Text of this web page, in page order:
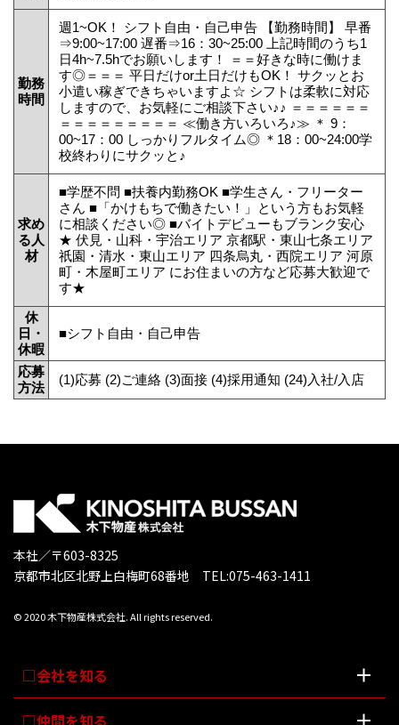
勤務
時間
週1~OK！ シフト自由・自己申告 【勤務時間】 早番
⇒9:00~17:00 遅番⇒16：30~25:00 上記時間のうち1
日4h~7.5hでお願いします！ ＝＝好きな時に働けま
す◎＝＝＝ 平日だけor土日だけもOK！ サクッとお
小遣い稼ぎできちゃいますよ☆ シフトは柔軟に対応
しますので、お気軽にご相談下さい♪♪ ＝＝＝＝＝＝
＝＝＝＝＝＝＝＝＝ ≪働き方いろいろ♪≫ ＊ 9：
00~17：00 しっかりフルタイム◎ ＊18：00~24:00学
校終わりにサクッと♪
求め
る人
材
■学歴不問 ■扶養内勤務OK ■学生さん・フリーター
さん ■「かけもちで働きたい！」という方もお気軽
に相談ください◎ ■バイトデビューもブランク安心
★ 伏見・山科・宇治エリア 京都駅・東山七条エリア
祇園・清水・東山エリア 四条烏丸・西院エリア 河原
町・木屋町エリア にお住まいの方など応募大歓迎で
す★
休
日・
休暇
■シフト自由・自己申告
応募
方法
(1)応募 (2)ご連絡 (3)面接 (4)採用通知 (24)入社/入店
本社／〒603-8325
京都市北区北野上白梅町68番地 TEL:075-463-1411
© 2020 木下物産株式会社. All rights reserved.
会社を知る
仲間を知る